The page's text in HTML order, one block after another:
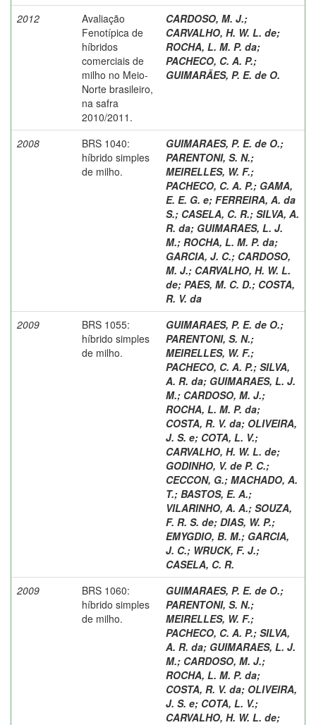
2012
Avaliação
Fenotípica de
híbridos
comerciais de
milho no Meio-
Norte brasileiro,
na safra
2010/2011.
CARDOSO, M. J.;
CARVALHO, H. W. L. de;
ROCHA, L. M. P. da;
PACHECO, C. A. P.;
GUIMARÃES, P. E. de O.
2008
BRS 1040:
híbrido simples
de milho.
GUIMARAES, P. E. de O.;
PARENTONI, S. N.;
MEIRELLES, W. F.;
PACHECO, C. A. P.; GAMA,
E. E. G. e; FERREIRA, A. da
S.; CASELA, C. R.; SILVA, A.
R. da; GUIMARAES, L. J.
M.; ROCHA, L. M. P. da;
GARCIA, J. C.; CARDOSO,
M. J.; CARVALHO, H. W. L.
de; PAES, M. C. D.; COSTA,
R. V. da
2009
BRS 1055:
híbrido simples
de milho.
GUIMARAES, P. E. de O.;
PARENTONI, S. N.;
MEIRELLES, W. F.;
PACHECO, C. A. P.; SILVA,
A. R. da; GUIMARAES, L. J.
M.; CARDOSO, M. J.;
ROCHA, L. M. P. da;
COSTA, R. V. da; OLIVEIRA,
J. S. e; COTA, L. V.;
CARVALHO, H. W. L. de;
GODINHO, V. de P. C.;
CECCON, G.; MACHADO, A.
T.; BASTOS, E. A.;
VILARINHO, A. A.; SOUZA,
F. R. S. de; DIAS, W. P.;
EMYGDIO, B. M.; GARCIA,
J. C.; WRUCK, F. J.;
CASELA, C. R.
2009
BRS 1060:
híbrido simples
de milho.
GUIMARAES, P. E. de O.;
PARENTONI, S. N.;
MEIRELLES, W. F.;
PACHECO, C. A. P.; SILVA,
A. R. da; GUIMARAES, L. J.
M.; CARDOSO, M. J.;
ROCHA, L. M. P. da;
COSTA, R. V. da; OLIVEIRA,
J. S. e; COTA, L. V.;
CARVALHO, H. W. L. de;